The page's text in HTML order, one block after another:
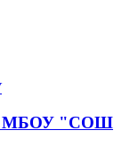
в МБОУ "СОШ